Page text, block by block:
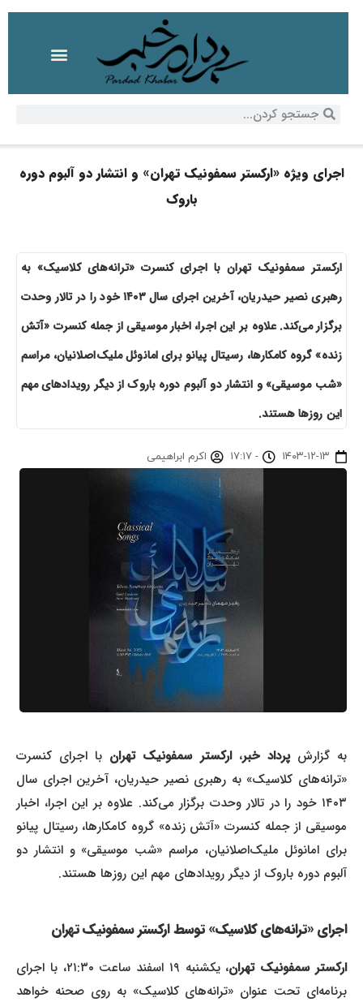
اجرای ویژه «ارکستر سمفونیک تهران» و انتشار دو آلبوم دوره
باروک
ارکستر سمفونیک تهران با اجرای کنسرت «ترانه‌های کلاسیک» به
رهبری نصیر حیدریان، آخرین اجرای سال ۱۴۰۳ خود را در تالار وحدت
برگزار می‌کند. علاوه بر این اجرا، اخبار موسیقی از جمله کنسرت «آتش
زنده» گروه کامکارها، رسیتال پیانو برای امانوئل ملیک‌اصلانیان، مراسم
«شب موسیقی» و انتشار دو آلبوم دوره باروک از دیگر رویدادهای مهم
این روزها هستند.
۱۴۰۳-۱۲-۱۳ - ۱۷:۱۷ اکرم ابراهیمی
به گزارشپرداد خبر،ارکستر سمفونیک تهران با اجرای کنسرت
«ترانه‌های کلاسیک» به رهبری نصیر حیدریان، آخرین اجرای سال
۱۴۰۳ خود را در تالار وحدت برگزار می‌کند. علاوه بر این اجرا، اخبار
موسیقی از جمله کنسرت «آتش زنده» گروه کامکارها، رسیتال پیانو
برای امانوئل ملیک‌اصلانیان، مراسم «شب موسیقی» و انتشار دو
آلبوم دوره باروک از دیگر رویدادهای مهم این روزها هستند.
اجرای «ترانه‌های کلاسیک» توسطارکستر سمفونیک تهران
ارکستر سمفونیک تهران
، یکشنبه ۱۹ اسفند ساعت ۲۱:۳۰، با اجرای
برنامه‌ای تحت عنوان «ترانه‌های کلاسیک» به روی صحنه خواهد